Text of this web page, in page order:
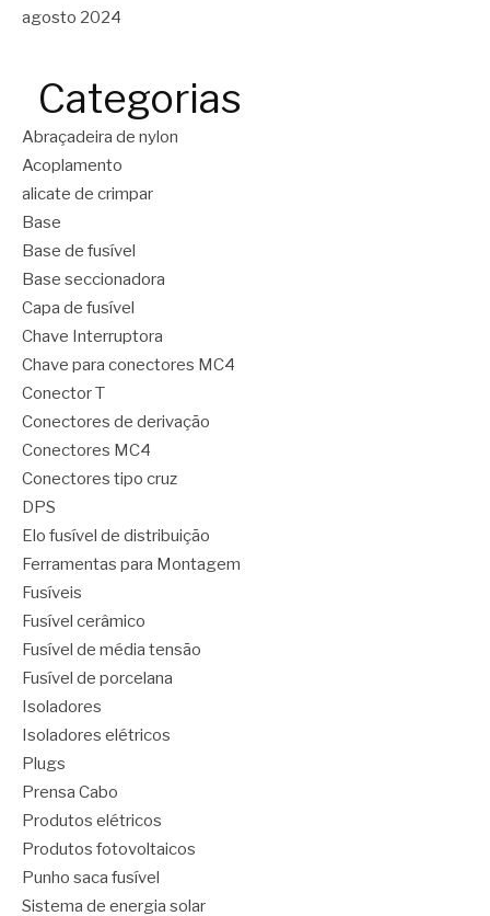
agosto 2024
Categorias
Abraçadeira de nylon
Acoplamento
alicate de crimpar
Base
Base de fusível
Base seccionadora
Capa de fusível
Chave Interruptora
Chave para conectores MC4
Conector T
Conectores de derivação
Conectores MC4
Conectores tipo cruz
DPS
Elo fusível de distribuição
Ferramentas para Montagem
Fusíveis
Fusível cerâmico
Fusível de média tensão
Fusível de porcelana
Isoladores
Isoladores elétricos
Plugs
Prensa Cabo
Produtos elétricos
Produtos fotovoltaicos
Punho saca fusível
Sistema de energia solar